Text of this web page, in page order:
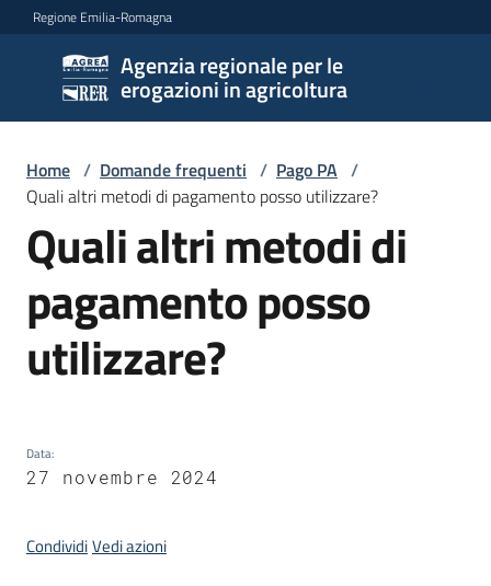
Vai al contenuto
Vai alla navigazione
Vai al footer
Regione Emilia-Romagna
Agenzia regionale per le
erogazioni in agricoltura
Agenzia
regionale
per le
erogazioni
in
agricoltura
L'Agenzia
Novità
di
intervento
Servizi
Home / Domande frequenti / Pago PA /
Quali altri metodi di pagamento posso utilizzare?
Salta al contenuto
Quali altri metodi di
pagamento posso
utilizzare?
Data:
27 novembre 2024
CondividiVedi azioni